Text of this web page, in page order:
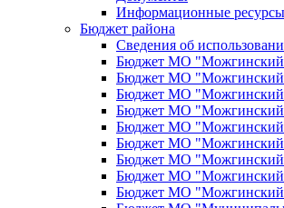
Информационные ресурсы
Бюджет района
Сведения об
Бюджет МО "Можгинский
Бюджет МО "Можгинский
Бюджет МО "Можгинский
Бюджет МО "Можгинский
Бюджет МО "Можгинский
Бюджет МО "Можгинский
Бюджет МО "Можгинский
Бюджет МО "Можгинский
Бюджет МО "Можгинский